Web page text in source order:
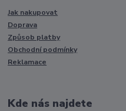
Jak nakupovat
Doprava
Způsob platby
Obchodní podmínky
Reklamace
Kde nás najdete